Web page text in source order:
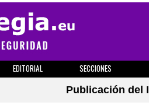
EDITORIAL SECCIONES
Publicación del